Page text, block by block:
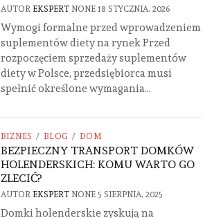
AUTOR EKSPERT NONE 18 STYCZNIA, 2026
Wymogi formalne przed wprowadzeniem
suplementów diety na rynek Przed
rozpoczęciem sprzedaży suplementów
diety w Polsce, przedsiębiorca musi
spełnić określone wymagania...
BIZNES / BLOG / DOM
BEZPIECZNY TRANSPORT DOMKÓW
HOLENDERSKICH: KOMU WARTO GO
ZLECIĆ?
AUTOR EKSPERT NONE 5 SIERPNIA, 2025
Domki holenderskie zyskują na